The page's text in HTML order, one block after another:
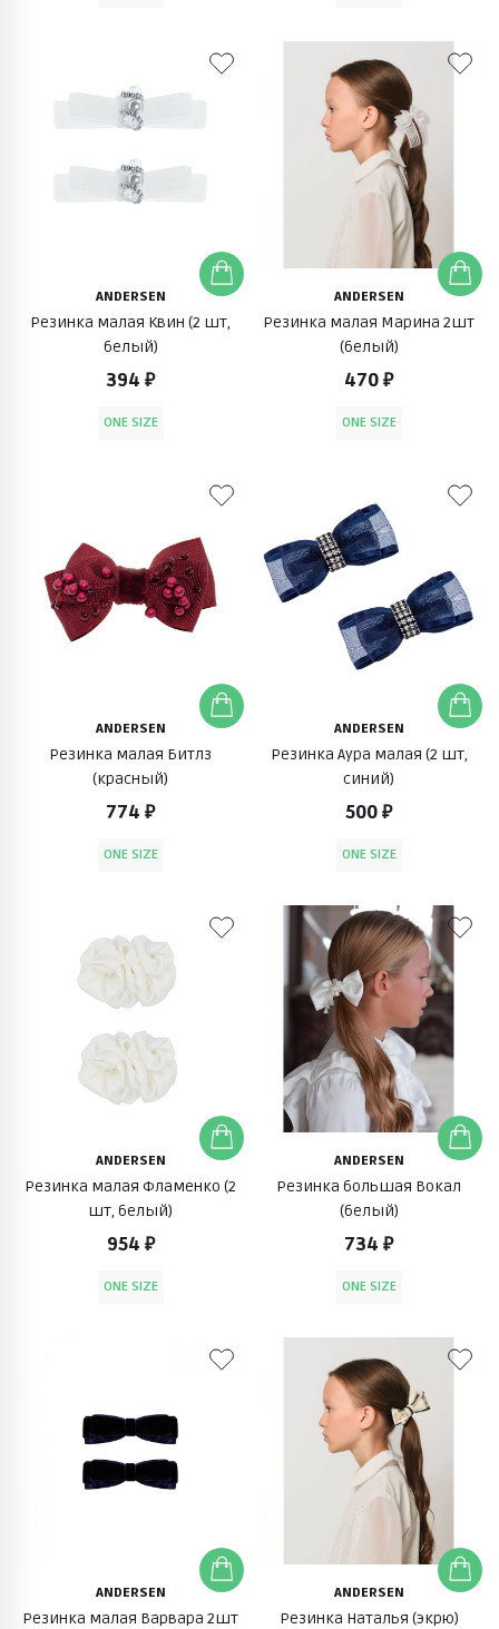
ANDERSEN
Резинка малая Квин (2 шт,
белый)
394 ₽
ONE SIZE
ANDERSEN
Резинка малая Марина 2шт
(белый)
470 ₽
ONE SIZE
ANDERSEN
Резинка малая Битлз
(красный)
774 ₽
ONE SIZE
ANDERSEN
Резинка Аура малая (2 шт,
синий)
500 ₽
ONE SIZE
ANDERSEN
Резинка малая Фламенко (2
шт, белый)
954 ₽
ONE SIZE
ANDERSEN
Резинка большая Вокал
(белый)
734 ₽
ONE SIZE
ANDERSEN
Резинка малая Варвара 2шт
ANDERSEN
Резинка Наталья (экрю)